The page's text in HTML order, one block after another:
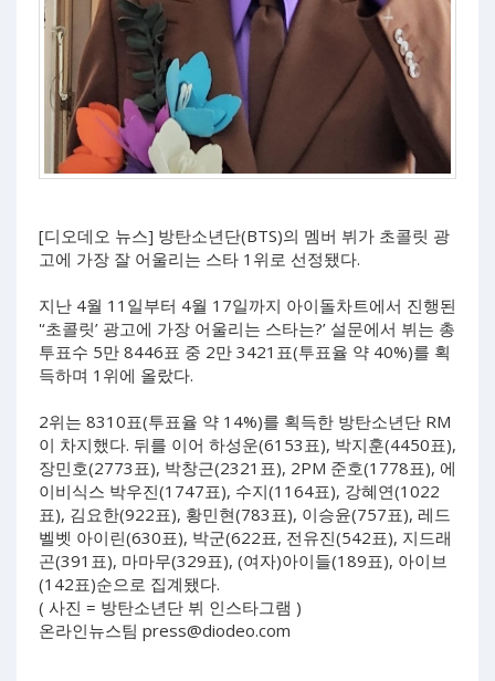
[디오데오 뉴스] 방탄소년단(BTS)의 멤버 뷔가 초콜릿 광
고에 가장 잘 어울리는 스타 1위로 선정됐다.
지난 4월 11일부터 4월 17일까지 아이돌차트에서 진행된
'‘초콜릿’ 광고에 가장 어울리는 스타는?’ 설문에서 뷔는 총
투표수 5만 8446표 중 2만 3421표(투표율 약 40%)를 획
득하며 1위에 올랐다.
2위는 8310표(투표율 약 14%)를 획득한 방탄소년단 RM
이 차지했다. 뒤를 이어 하성운(6153표), 박지훈(4450표),
장민호(2773표), 박창근(2321표), 2PM 준호(1778표), 에
이비식스 박우진(1747표), 수지(1164표), 강혜연(1022
표), 김요한(922표), 황민현(783표), 이승윤(757표), 레드
벨벳 아이린(630표), 박군(622표, 전유진(542표), 지드래
곤(391표), 마마무(329표), (여자)아이들(189표), 아이브
(142표)순으로 집계됐다.
( 사진 = 방탄소년단 뷔 인스타그램 )
온라인뉴스팀 press@diodeo.com